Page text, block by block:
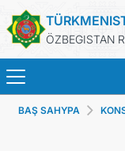
ÖZBEGISTAN
BAŞ SAHYPA